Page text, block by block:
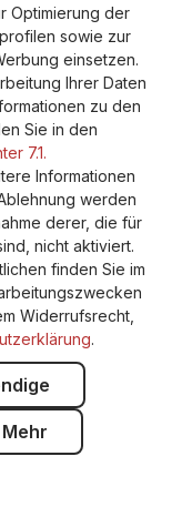
Optimierung der
sowie zur
einsetzen.
Ihrer Daten
zu den
Sie in den
7.1.
Informationen
werden
derer, die für
nicht aktiviert.
finden Sie im
Widerrufsrecht,
.
Mehr